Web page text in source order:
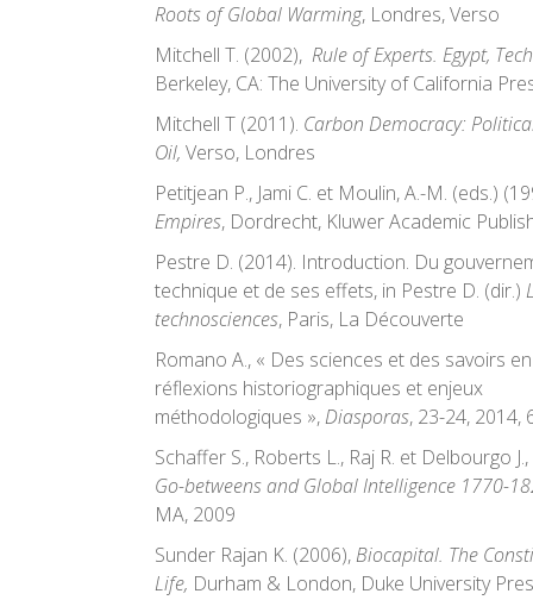
Roots of Global Warming, Londres, Verso
Mitchell T. (2002), Rule of Experts. Egypt,
Berkeley, CA: The University of California
Mitchell T (2011). Carbon Democracy:
Oil, Verso, Londres
Petitjean P., Jami C. et Moulin, A.-M. (eds.)
Empires, Dordrecht, Kluwer Academic
Pestre D. (2014). Introduction. Du
technique et de ses effets, in Pestre D. (dir.)
technosciences, Paris, La Découverte
Romano A., « Des sciences et des savoirs
réflexions historiographiques et enjeux
méthodologiques »,Diasporas, 23-24, 2014,
Schaffer S., Roberts L., Raj R. et Delbourgo J.,
Go-betweens and Global Intelligence 1770-
MA, 2009
Sunder Rajan K. (2006),Biocapital. The
Life, Durham & London, Duke University